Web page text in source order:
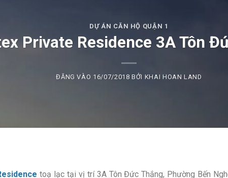
DỰ ÁN CĂN HỘ QUẬN 1
Private Residence 3A Tôn
ĐĂNG VÀO 16/07/2018 BỞI KHAI HOAN LAND
toạ lạc tại vị trí 3A Tôn Đức Thắng, Phường Bến